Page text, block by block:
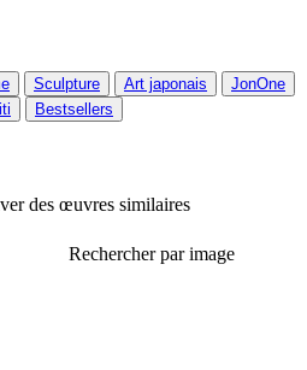
Sculpture Art japonais
JonOne
Bestsellers
des œuvres similaires
Rechercher par image